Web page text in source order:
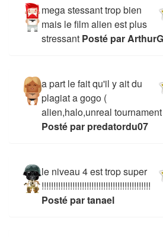
mega stessant trop bien
mais le film alien est plus
stressant Posté par
a part le fait qu'il y ait du
plagiat a gogo (
alien,halo,unreal
Posté par predatordu07
le niveau 4 est trop super
!!!!!!!!!!!!!!!!!!!!!!!!!!!!!!!!!!!!!!!!!!!!!!
Posté par tanael